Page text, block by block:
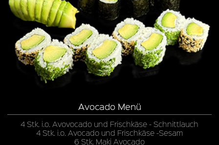
Avocado Menü
4 Stk. i.o. Avovocado und Frischkäse - Schnittlauch
4 Stk. i.o. Avocado und Frischkäse -Sesam
6 Stk. Maki Avocado